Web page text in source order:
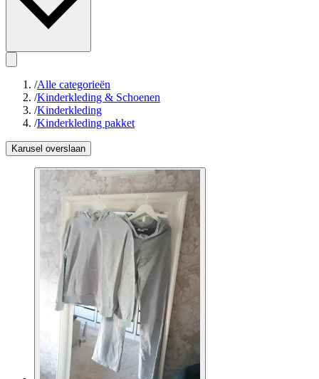
/Alle categorieën
/Kinderkleding & Schoenen
/Kinderkleding
/Kinderkleding pakket
Karusel overslaan